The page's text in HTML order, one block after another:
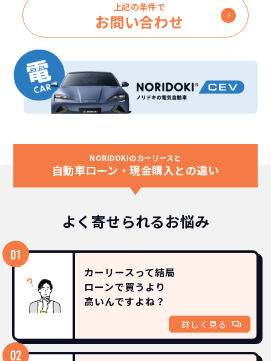
上記の条件で
お問い合わせ
NORIDOKIのカーリースと
自動車ローン・現金購入との違い
よく寄せられるお悩み
カーリースって結局
ローンで買うより
高いんですよね？
詳しく見る